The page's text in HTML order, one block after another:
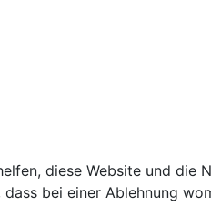
diese Website und die
bei einer Ablehnung